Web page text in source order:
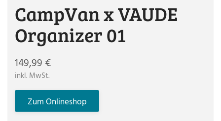
CampVan x VAUDE
Organizer 01
149,99 €
inkl. MwSt.
Zum Onlineshop